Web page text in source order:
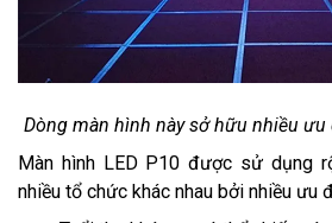
Dòng màn hình này sở hữu nhiều
Màn hình LED P10 được sử dụng
nhiều tổ chức khác nhau bởi nhiều ưu